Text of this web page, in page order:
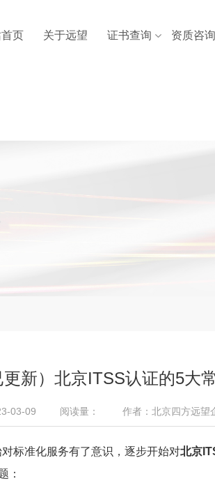
页 关于远望 证书查询 资质咨询
更新）北京ITSS认证的5大
03-09 阅读量： 作者：北京四方远望
标准化服务有了意识，逐步开始对北京
：